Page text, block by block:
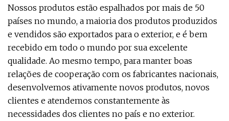
Nossos produtos estão espalhados por mais de 50
países no mundo, a maioria dos produtos produzidos
e vendidos são exportados para o exterior, e é bem
recebido em todo o mundo por sua excelente
qualidade. Ao mesmo tempo, para manter boas
relações de cooperação com os fabricantes nacionais,
desenvolvemos ativamente novos produtos, novos
clientes e atendemos constantemente às
necessidades dos clientes no país e no exterior.